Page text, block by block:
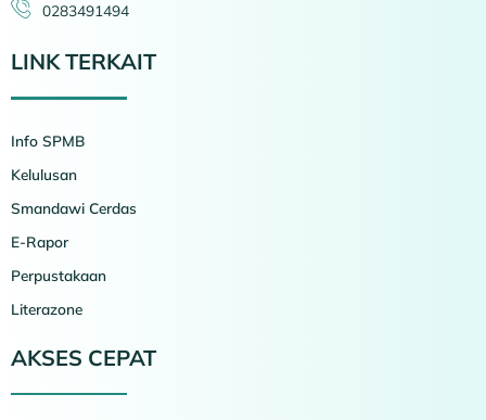
0283491494
LINK TERKAIT
Info SPMB
Kelulusan
Smandawi Cerdas
E-Rapor
Perpustakaan
Literazone
AKSES CEPAT